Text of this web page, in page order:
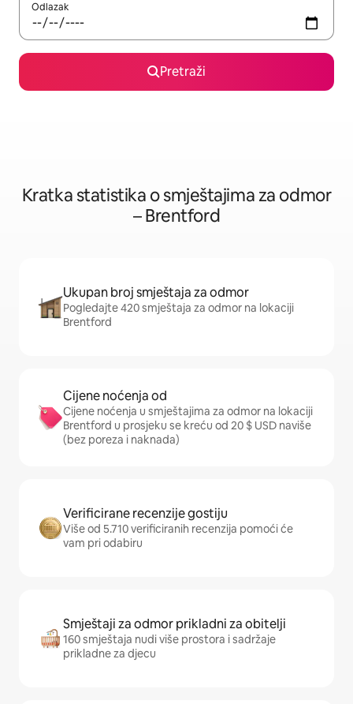
Odlazak
Pretraži
Kratka statistika o smještajima za odmor
– Brentford
Ukupan broj smještaja za odmor
Pogledajte 420 smještaja za odmor na lokaciji
Brentford
Cijene noćenja od
Cijene noćenja u smještajima za odmor na lokaciji
Brentford u prosjeku se kreću od 20 $ USD naviše
(bez poreza i naknada)
Verificirane recenzije gostiju
Više od 5.710 verificiranih recenzija pomoći će
vam pri odabiru
Smještaji za odmor prikladni za obitelji
160 smještaja nudi više prostora i sadržaje
prikladne za djecu